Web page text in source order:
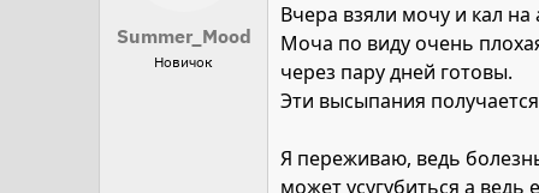
Summer_Mood
Новичок
Вчера взяли мочу и кал на
Моча по виду очень
через пару дней готовы.
Эти высыпания
Я переживаю, ведь
может усугубиться а ведь